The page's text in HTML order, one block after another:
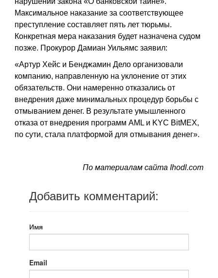
Максимальное наказание за соответствующее
преступление составляет пять лет тюрьмы.
Конкретная мера наказания будет назначена судом
позже. Прокурор Дамиан Уильямс заявил:
«Артур Хейс и Бенджамин Дело организовали
компанию, направленную на уклонение от этих
обязательств. Они намеренно отказались от
внедрения даже минимальных процедур борьбы с
отмыванием денег. В результате умышленного
отказа от внедрения программ AML и KYC BitMEX,
по сути, стала платформой для отмывания денег».
По материалам сайта Ihodl.com
Добавить комментарий:
Имя
Email